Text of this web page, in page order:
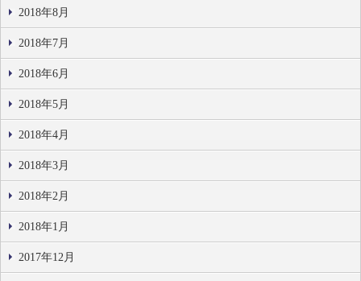
2018年8月
2018年7月
2018年6月
2018年5月
2018年4月
2018年3月
2018年2月
2018年1月
2017年12月